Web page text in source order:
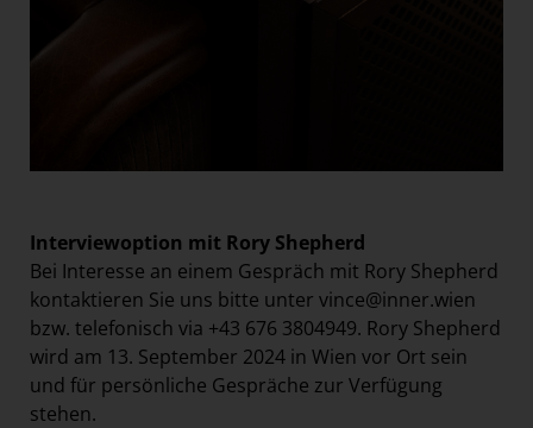
Interviewoption mit Rory Shepherd
Bei Interesse an einem Gespräch mit Rory Shepherd
kontaktieren Sie uns bitte unter vince@inner.wien
bzw. telefonisch via +43 676 3804949. Rory Shepherd
wird am 13. September 2024 in Wien vor Ort sein
und für persönliche Gespräche zur Verfügung
stehen.